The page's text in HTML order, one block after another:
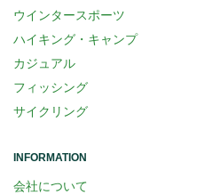
ウインタースポーツ
ハイキング・キャンプ
カジュアル
フィッシング
サイクリング
INFORMATION
会社について